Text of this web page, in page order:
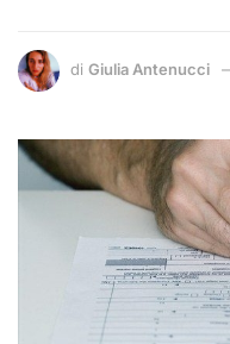
di Giulia Antenucci